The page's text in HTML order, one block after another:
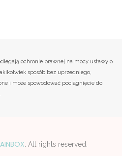
ochronie prawnej na mocy ustawy o
sposób bez uprzedniego,
i może spowodować pociągnięcie do
. All rights reserved.